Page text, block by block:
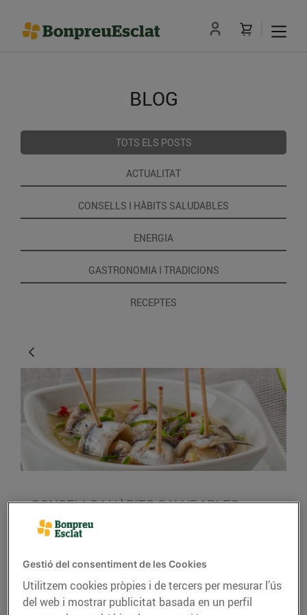
BLOG
TOTS ELS POSTS
ACTUALITAT
CONSELLS I HÀBITS SALUDABLES
ENERGIA
GASTRONOMIA I TRADICIONS
RECEPTES
CONSELLS I HÀBITS SALUDABLES
Com són, com hem de
triar i com podem
cuinar el peix blau
Aquest tipus de peix és molt
Gestió del consentiment de les Cookies
Utilitzem cookies pròpies i de tercers per mesurar l’ús
del web i mostrar publicitat basada en un perfil